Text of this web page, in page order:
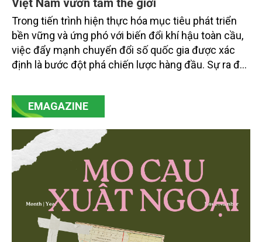
Trong tiến trình hiện thực hóa mục tiêu phát triển
bền vững và ứng phó với biến đổi khí hậu toàn cầu,
việc đẩy mạnh chuyển đổi số quốc gia được xác
định là bước đột phá chiến lược hàng đầu. Sự ra đời
mạnh mẽ, thúc đẩy quá trình cải cách toàn diện,
minh bạch hóa chuỗi cung ứng và nâng cao hiệu
then chốt là nông nghiệp và môi trường.
EMAGAZINE